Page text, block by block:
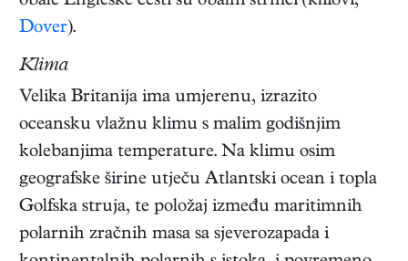
Dover).
Klima
Velika Britanija ima umjerenu, izrazito
oceansku vlažnu klimu s malim godišnjim
kolebanjima temperature. Na klimu osim
geografske širine utječu Atlantski ocean i topla
Golfska struja, te položaj između maritimnih
polarnih zračnih masa sa sjeverozapada i